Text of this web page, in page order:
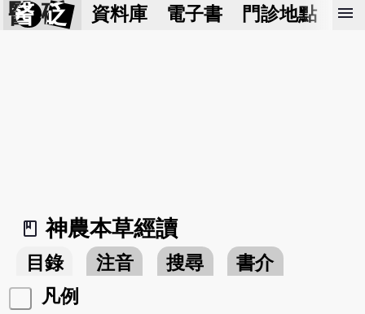
醫 砭 資料庫 電子書 門診地點 預
menu
book_2
神農本草經讀
目錄 注音 搜尋
書介
凡例